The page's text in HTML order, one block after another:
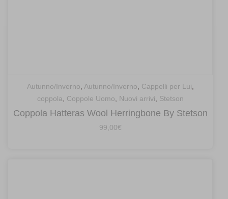
Autunno/Inverno, Autunno/Inverno, Cappelli per Lui,
coppola, Coppole Uomo, Nuovi arrivi, Stetson
Coppola Hatteras Wool Herringbone By Stetson
99,00€